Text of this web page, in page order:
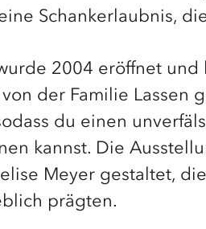
Schankerlaubnis,
2004 eröffnet
der Familie Lassen
du einen
kannst. Die
Meyer gestaltet,
prägten.